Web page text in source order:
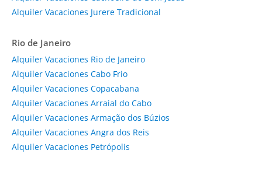
Alquiler Vacaciones Jurere Tradicional
Rio de Janeiro
Alquiler Vacaciones Rio de Janeiro
Alquiler Vacaciones Cabo Frio
Alquiler Vacaciones Copacabana
Alquiler Vacaciones Arraial do Cabo
Alquiler Vacaciones Armação dos Búzios
Alquiler Vacaciones Angra dos Reis
Alquiler Vacaciones Petrópolis